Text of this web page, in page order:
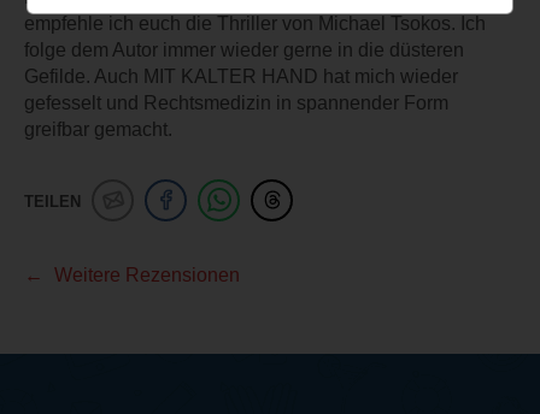
empfehle ich euch die Thriller von Michael Tsokos. Ich
folge dem Autor immer wieder gerne in die düsteren
Gefilde. Auch MIT KALTER HAND hat mich wieder
gefesselt und Rechtsmedizin in spannender Form
greifbar gemacht.
TEILEN
Weitere Rezensionen